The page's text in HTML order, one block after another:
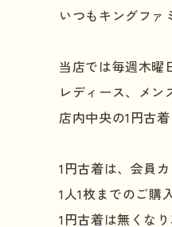
いつもキングファ
当店では毎週木曜
レディース、メン
店内中央の1円古
1円古着は、会員カ
1人1枚までのご購
1円古着は無くな